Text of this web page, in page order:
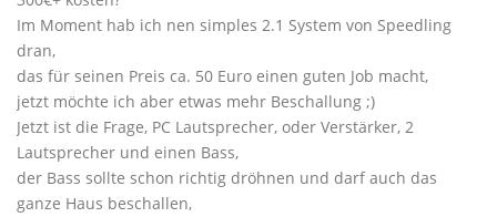
Im Moment hab ich nen simples 2.1 System von Speedling
dran,
das für seinen Preis ca. 50 Euro einen guten Job macht,
jetzt möchte ich aber etwas mehr Beschallung ;)
Jetzt ist die Frage, PC Lautsprecher, oder Verstärker, 2
Lautsprecher und einen Bass,
der Bass sollte schon richtig dröhnen und darf auch das
ganze Haus beschallen,